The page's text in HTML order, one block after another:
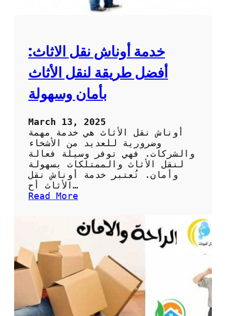
خدمة أوناش نقل الاثاث:
أفضل طريقة لنقل الأثاث
بأمان وسهولة
March 13, 2025
أوناش نقل الأثاث هي خدمة مهمة
وضرورية للعديد من الأشخاء
والشركات. فهي توفر وسيلة فعالة
لنقل الأثاث والممتلكات بسهولة
وأمان. تُعتبر خدمة أوناش نقل
الأثاث أح…
Read More
م
ة
أ
و
ن